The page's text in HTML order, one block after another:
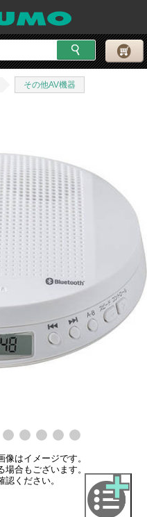
その他AV機器
はイメージです。
合もございます。
ください。